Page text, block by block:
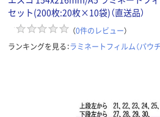
セット(200枚:20枚×10袋)（直送品）
（0件のレビュー）
ランキングを見る：ラミネートフィルム（パウ